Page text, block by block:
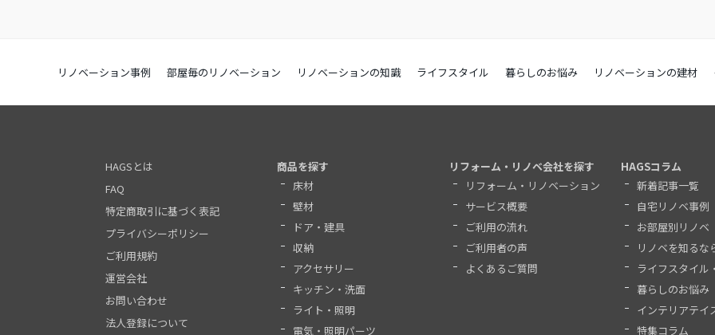
リノベーション事例 部屋毎のリノベーション リノベーションの知識 ライフスタイル 暮らしのお悩み リノベーションの建材
HAGSとは
FAQ
特定商取引に基づく表記
プライバシーポリシー
ご利用規約
運営会社
お問い合わせ
法人登録について
商品を探す
床材
壁材
ドア・建具
収納
アクセサリー
キッチン・洗面
ライト・照明
電気・照明パーツ
リフォーム・リノベ会社を探す
リフォーム・リノベーション
サービス概要
ご利用の流れ
ご利用者の声
よくあるご質問
HAGSコラム
新着記事一覧
自宅リノベ事例
お部屋別リノベ
リノベを知るな
ライフスタイル
暮らしのお悩み
インテリアテイ
特集コラム